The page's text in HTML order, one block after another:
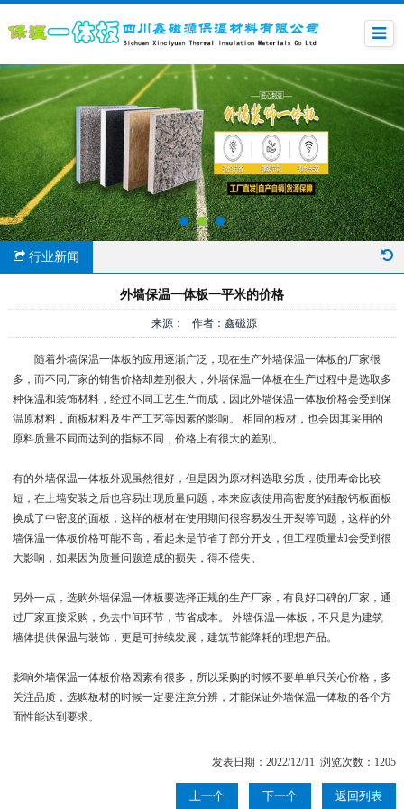
行业新闻
外墙保温一体板一平米的价格
来源： 作者：鑫磁源
随着外墙保温一体板的应用逐渐广泛，现在生产外墙保温一体板的厂家很
多，而不同厂家的销售价格却差别很大，外墙保温一体板在生产过程中是选取多
种保温和装饰材料，经过不同工艺生产而成，因此外墙保温一体板价格会受到保
温原材料，面板材料及生产工艺等因素的影响。 相同的板材，也会因其采用的
原料质量不同而达到的指标不同，价格上有很大的差别。
有的外墙保温一体板外观虽然很好，但是因为原材料选取劣质，使用寿命比较
短，在上墙安装之后也容易出现质量问题，本来应该使用高密度的硅酸钙板面板
换成了中密度的面板，这样的板材在使用期间很容易发生开裂等问题，这样的外
墙保温一体板价格可能不高，看起来是节省了部分开支，但工程质量却会受到很
大影响，如果因为质量问题造成的损失，得不偿失。
另外一点，选购外墙保温一体板要选择正规的生产厂家，有良好口碑的厂家，通
过厂家直接采购，免去中间环节，节省成本。 外墙保温一体板，不只是为建筑
墙体提供保温与装饰，更是可持续发展，建筑节能降耗的理想产品。
影响外墙保温一体板价格因素有很多，所以采购的时候不要单单只关心价格，多
关注品质，选购板材的时候一定要注意分辨，才能保证外墙保温一体板的各个方
面性能达到要求。
发表日期：2022/12/11 浏览次数：1205
上一个 下一个 返回列表